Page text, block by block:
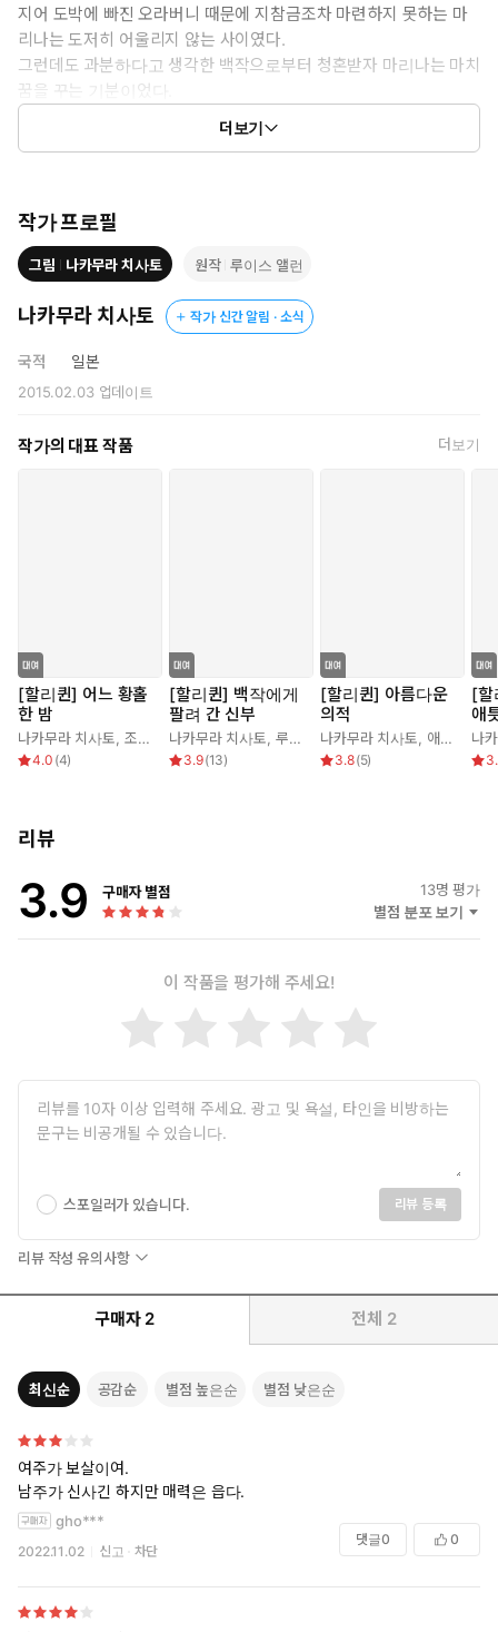
지어 도박에 빠진 오라버니 때문에 지참금조차 마련하지 못하는 마
리나는 도저히 어울리지 않는 사이였다.
그런데도 과분하다고 생각한 백작으로부터 청혼받자 마리나는 마치
꿈을 꾸는 기분이었다.
이 결혼이 영지와 저택을 되찾기 위한 계획된 복수라는 것을 알지도
더보기
작가 프로필
그림 나카무라 치사토 원작 루이스 앨런
나카무라 치사토 작가 신간 알림 · 소식
국적 일본
2015.02.03업데이트
작가의 대표 작품 더보기
[할리퀸] 어느 황홀
한 밤
나카무라 치사토 조 리
4.0 (4)
[할리퀸] 백작에게
팔려 간 신부
나카무라 치사토 루이스 앨런
3.9(13)
[할리퀸] 아름다운
의적
나카무라 치사토 애너 시모어
3.8(5)
[할
애
나
리뷰
3.9 구매자 별점 13명 평가
별점 분포 보기
이 작품을 평가해 주세요!
스포일러가 있습니다. 리뷰 등록
리뷰 작성 유의사항
구매자 2 전체 2
최신순 공감순 별점 높은순 별점 낮은순
여주가 보살이여.
남주가 신사긴 하지만 매력은 읍다.
gho***
2022.11.02 신고 차단
댓글0 0